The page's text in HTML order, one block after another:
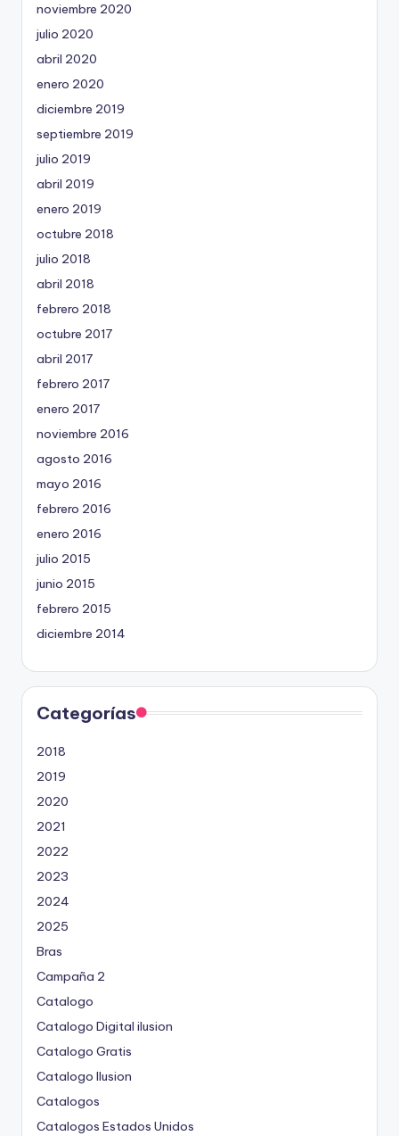
noviembre 2020
julio 2020
abril 2020
enero 2020
diciembre 2019
septiembre 2019
julio 2019
abril 2019
enero 2019
octubre 2018
julio 2018
abril 2018
febrero 2018
octubre 2017
abril 2017
febrero 2017
enero 2017
noviembre 2016
agosto 2016
mayo 2016
febrero 2016
enero 2016
julio 2015
junio 2015
febrero 2015
diciembre 2014
Categorías
2018
2019
2020
2021
2022
2023
2024
2025
Bras
Campaña 2
Catalogo
Catalogo Digital ilusion
Catalogo Gratis
Catalogo Ilusion
Catalogos
Catalogos Estados Unidos